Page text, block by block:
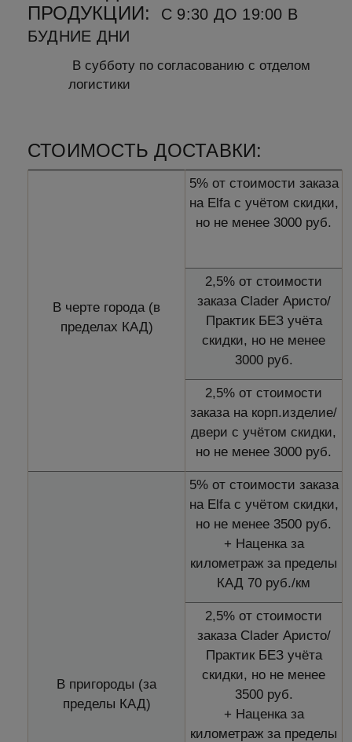
ПРОДУКЦИИ:
С 9:30 ДО 19:00 В
БУДНИЕ ДНИ
В субботу по согласованию с отделом
логистики
СТОИМОСТЬ ДОСТАВКИ:
В черте города (в
пределах КАД)
5% от стоимости заказа
на Elfa с учётом скидки,
но не менее 3000 руб.
2,5% от стоимости
заказа Clader Аристо/
Практик БЕЗ учёта
скидки, но не менее
3000 руб.
2,5% от стоимости
заказа на корп.изделие/
двери с учётом скидки,
но не менее 3000 руб.
В пригороды (за
пределы КАД)
5% от стоимости заказа
на Elfa с учётом скидки,
но не менее 3500 руб.
+ Наценка за
километраж за пределы
КАД 70 руб./км
2,5% от стоимости
заказа Clader Аристо/
Практик БЕЗ учёта
скидки, но не менее
3500 руб.
+ Наценка за
километраж за пределы